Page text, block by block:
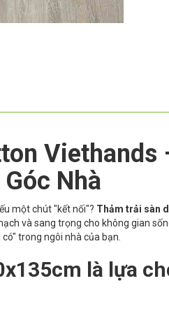
Viethands
Nhà
một chút "kết nối"? Thảm trải sàn
và sang trọng cho không gian
trong ngôi nhà của bạn.
là lựa